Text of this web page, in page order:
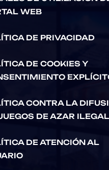
WEB
DE PRIVACIDAD
DE COOKIES Y
CONTRA LA
DE AZAR
DE ATENCIÓN AL